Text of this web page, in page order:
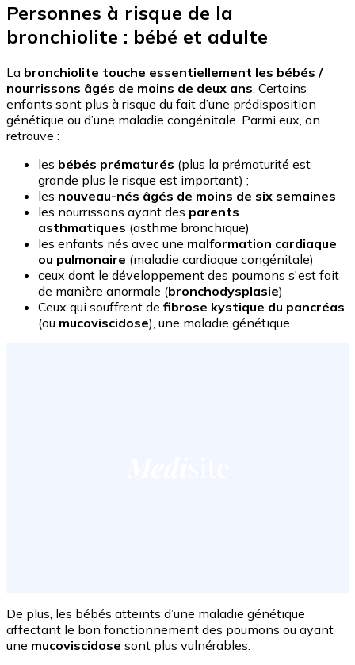
Personnes à risque de la
bronchiolite : bébé et adulte
La bronchiolite touche essentiellement les bébés /
nourrissons âgés de moins de deux ans. Certains
enfants sont plus à risque du fait d’une prédisposition
génétique ou d’une maladie congénitale. Parmi eux, on
retrouve :
les bébés prématurés (plus la prématurité est
grande plus le risque est important) ;
les nouveau-nés âgés de moins de six semaines
les nourrissons ayant des parents
asthmatiques (asthme bronchique)
les enfants nés avec une malformation cardiaque
ou pulmonaire (maladie cardiaque congénitale)
ceux dont le développement des poumons s'est fait
de manière anormale (bronchodysplasie)
Ceux qui souffrent de fibrose kystique du pancréas
(ou mucoviscidose), une maladie génétique.
De plus, les bébés atteints d’une maladie génétique
affectant le bon fonctionnement des poumons ou ayant
une mucoviscidose sont plus vulnérables.